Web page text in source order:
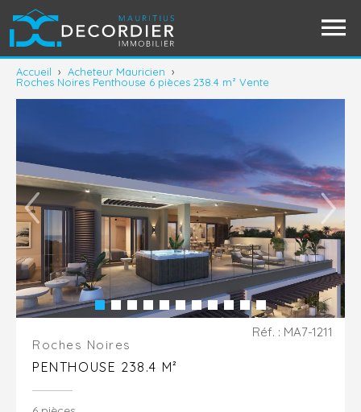
Accueil › Acheteur Mauricien ›
Roches Noires Penthouse 6 pièces 238.4 m² Vente
Roches Noires
PENTHOUSE 238.4 M²
Réf. : MA7-1211